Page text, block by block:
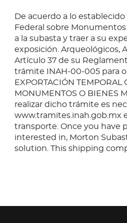
De acuerdo a lo
Federal sobre
a la subasta y traer a su
exposición. Arqueológicos,
Artículo 37 de su
trámite INAH-00-005 para
EXPORTACIÓN TEMPORAL
MONUMENTOS O BIENES
realizar dicho trámite es
www.tramites.inah.gob.mx
transporte. Once you have
interested in, Morton
solution. This shipping